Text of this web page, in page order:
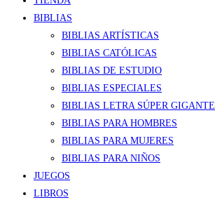
BIBLIAS
BIBLIAS ARTÍSTICAS
BIBLIAS CATÓLICAS
BIBLIAS DE ESTUDIO
BIBLIAS ESPECIALES
BIBLIAS LETRA SÚPER GIGANTE
BIBLIAS PARA HOMBRES
BIBLIAS PARA MUJERES
BIBLIAS PARA NIÑOS
JUEGOS
LIBROS